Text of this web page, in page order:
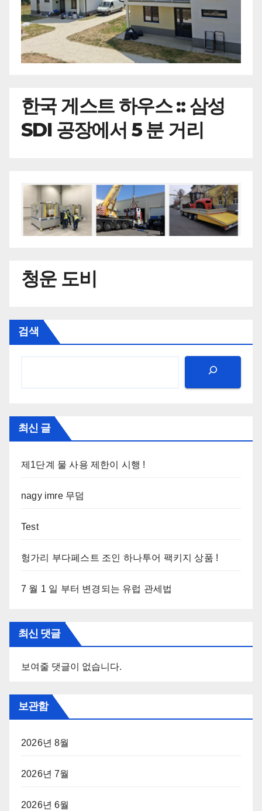
한국 게스트 하우스 :: 삼성
SDI 공장에서 5 분 거리
청운 도비
검색
최신 글
제1단계 물 사용 제한이 시행 !
nagy imre 무덤
Test
헝가리 부다페스트 조인 하나투어 팩키지 상품 !
7 월 1 일 부터 변경되는 유럽 관세법
최신 댓글
보여줄 댓글이 없습니다.
보관함
2026년 8월
2026년 7월
2026년 6월